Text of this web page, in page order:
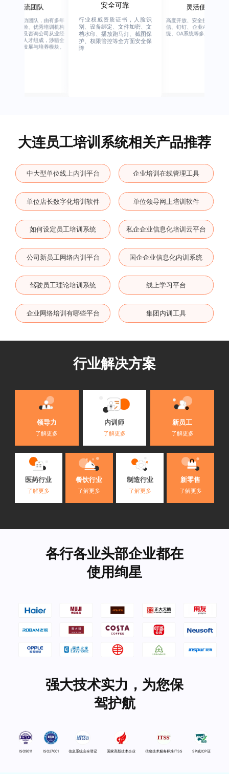
一流团队
星客户成功团队，由有多年
业从业经验、优秀培训机构
业经验，及咨询公司从业经
的全行业人才组成，涉猎全
业的人才发展与培养模块。
安全可靠
行业权威资质证书，人脸识
别、设备绑定、文件加密、文
档水印、播放跑马灯、截图保
护、权限管控等全方面安全保
障
灵活便捷
高度开放、安全接口、支持
信、钉钉、企业APP、HER
统、OA系统等多系统集成
大连员工培训系统相关产品推荐
中大型单位线上内训平台 企业培训在线管理工具
单位店长数字化培训软件 单位领导网上培训软件
如何设定员工培训系统 私企企业信息化培训云平台
公司新员工网络内训平台 国企企业信息化内训系统
驾驶员工理论培训系统 线上学习平台
企业网络培训有哪些平台 集团内训工具
行业解决方案
领导力
了解更多
内训师
了解更多
新员工
了解更多
医药行业
了解更多
餐饮行业
了解更多
制造行业
了解更多
新零售
了解更多
各行各业头部企业都在
使用绚星
强大技术实力，为您保
驾护航
ISO9011 ISO27001 信息系统安全登记 国家高新技术企业 信息技术服务标准ITSS SP或ICP证